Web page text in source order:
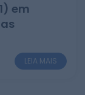
em
LEIA MAIS